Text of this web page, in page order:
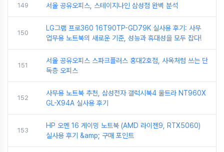
149 서울 공유오피스, 스테이지나인 삼성점 완벽 분석
150
LG그램 프로360 16T90TP-GD79K 실사용 후기: 사무
업무용 노트북의 새로운 기준, 성능과 휴대성을 모두 잡다!
151
서울 공유오피스 스파크플러스 홍대2호점, 사옥처럼 쓰는 단
독층 오피스
152
사무용 노트북 추천, 삼성전자 갤럭시북4 울트라 NT960X
GL-X94A 실사용 후기
153
HP 오멘 16 게이밍 노트북 (AMD 라이젠9, RTX5060)
실사용 후기 &amp; 구매 포인트